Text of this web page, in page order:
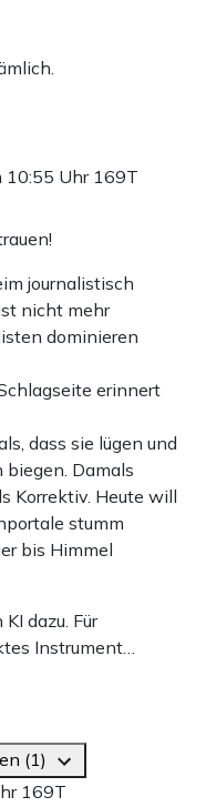
10:55 Uhr 169T
journalistisch
nicht mehr
dominieren
erinnert
dass sie lügen und
biegen. Damals
Korrektiv. Heute will
stumm
bis Himmel
dazu. Für
Instrument…
(1)
169T